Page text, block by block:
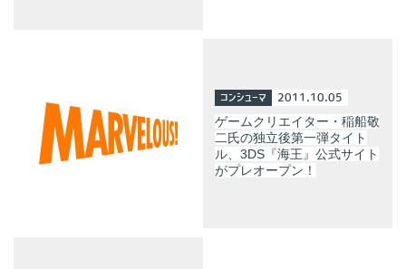
コンシューマ 2011.10.05
ゲームクリエイター・稲船敬
二氏の独立後第一弾タイト
ル、3DS『海王』公式サイト
がプレオープン！